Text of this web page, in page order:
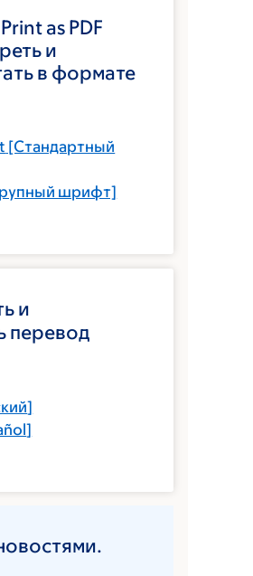
as PDF
и
в формате
[Стандартный
шрифт]
и
перевод
]
]